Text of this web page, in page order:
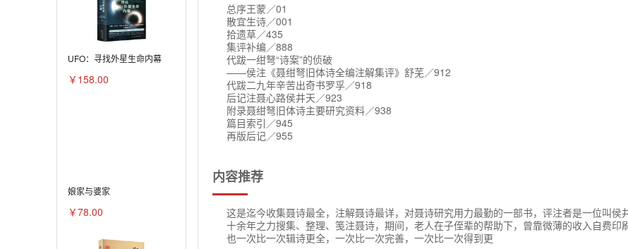
UFO：寻找外星生命内幕
￥158.00
娘家与婆家
￥78.00
总序王蒙／01
散宜生诗／001
拾遗草／435
集评补编／888
代跋一绀弩“诗案”的侦破
——侯注《聂绀弩旧体诗全编注解集评》舒芜／912
代跋二九年辛苦出奇书罗孚／918
后记注聂心路侯井天／923
附录聂绀弩旧体诗主要研究资料／938
篇目索引／945
再版后记／955
内容推荐
这是迄今收集聂诗最全，注解聂诗最详，对聂诗研究用力最勤的一部书，评注者是一位叫侯
十余年之力搜集、整理、笺注聂诗，期间，老人在子侄辈的帮助下，曾靠微薄的收入自费印
也一次比一次辑诗更全，一次比一次完善，一次比一次得到更